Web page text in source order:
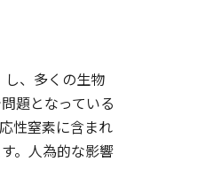
、多くの生物
題となっている
性窒素に含まれ
。人為的な影響